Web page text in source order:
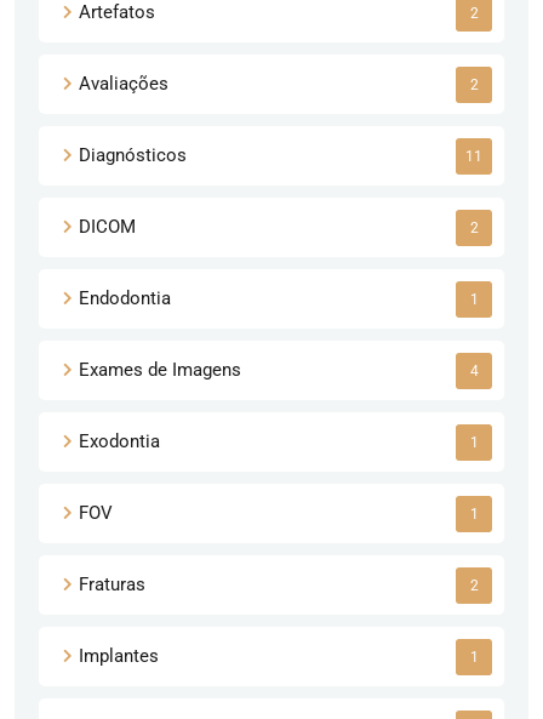
Artefatos 2
Avaliações 2
Diagnósticos 11
DICOM 2
Endodontia 1
Exames de Imagens 4
Exodontia 1
FOV 1
Fraturas 2
Implantes 1